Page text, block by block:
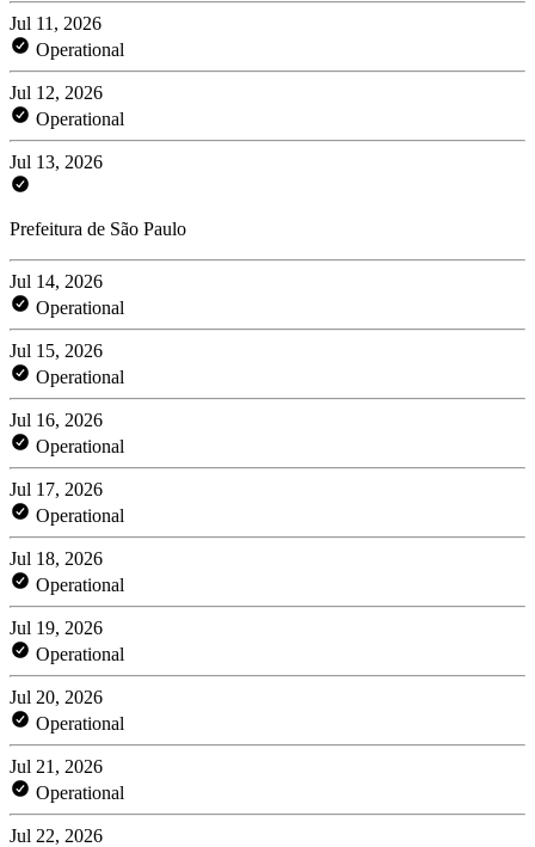
Jul 11, 2026
Operational
Jul 12, 2026
Operational
Jul 13, 2026
Prefeitura de São Paulo
Jul 14, 2026
Operational
Jul 15, 2026
Operational
Jul 16, 2026
Operational
Jul 17, 2026
Operational
Jul 18, 2026
Operational
Jul 19, 2026
Operational
Jul 20, 2026
Operational
Jul 21, 2026
Operational
Jul 22, 2026